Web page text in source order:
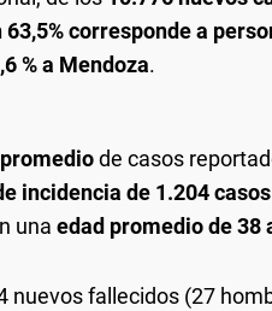
63,5% corresponde a
% a Mendoza.
promediode casos
incidencia de 1.204
una edad promedio de 38
nuevos fallecidos (27